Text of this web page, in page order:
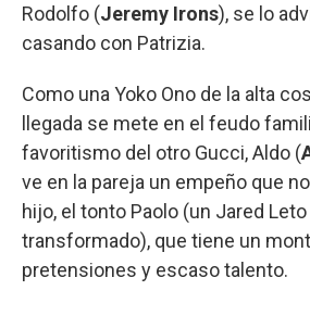
Rodolfo (Jeremy Irons), se lo
casando con Patrizia.
Como una Yoko Ono de la alta
llegada se mete en el feudo
favoritismo del otro Gucci, Aldo (
ve en la pareja un empeño que
hijo, el tonto Paolo (un Jared
transformado), que tiene un
pretensiones y escaso talento.